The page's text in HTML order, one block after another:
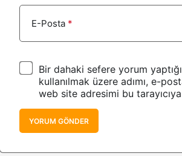
E-Posta *
Bir dahaki sefere yorum
kullanılmak üzere adımı, e-
web site adresimi bu
YORUM GÖNDER